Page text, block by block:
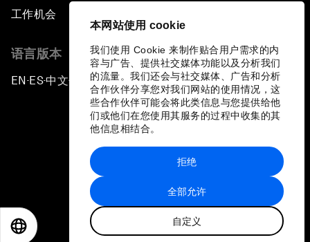
本网站使用 cookie
我们使用 Cookie 来制作贴合用户需求的内
容与广告、提供社交媒体功能以及分析我们
的流量。我们还会与社交媒体、广告和分析
合作伙伴分享您对我们网站的使用情况，这
些合作伙伴可能会将此类信息与您提供给他
们或他们在您使用其服务的过程中收集的其
他信息相结合。
全部允许
自定义
拒绝
工作机会
语言版本
EN ▪ES▪中文▪ 日本語
站点地图
世界经济论坛